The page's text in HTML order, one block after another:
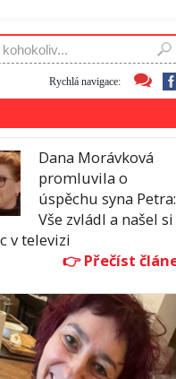
Rychlá navigace:
Dana Morávková
promluvila o
úspěchu syna Petra:
Vše zvládl a našel si
v televizi